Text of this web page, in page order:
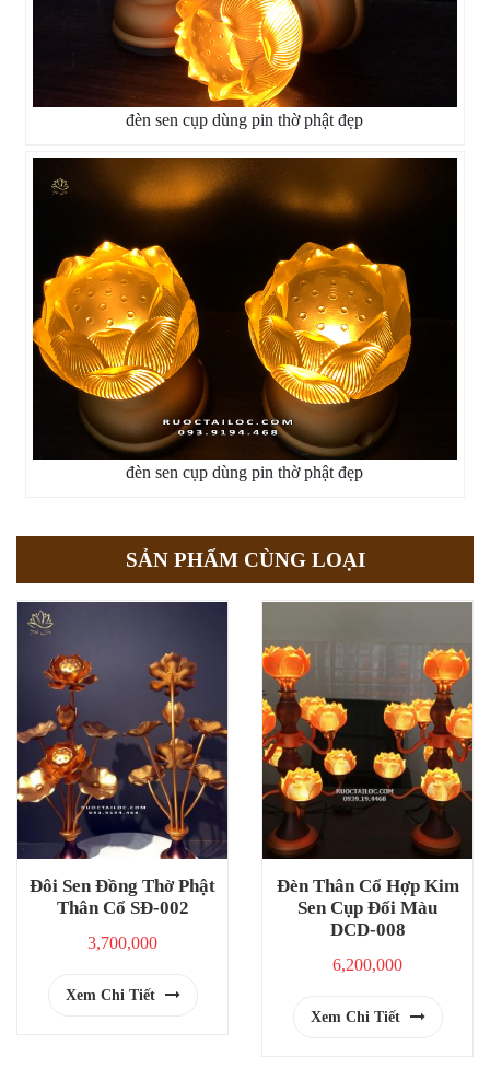
đèn sen cụp dùng pin thờ phật đẹp
đèn sen cụp dùng pin thờ phật đẹp
SẢN PHẨM CÙNG LOẠI
Đôi Sen Đồng Thờ Phật
Thân Cổ SĐ-002
3,700,000
Xem Chi Tiết
Đèn Thân Cổ Hợp Kim
Sen Cụp Đổi Màu
DCD-008
6,200,000
Xem Chi Tiết